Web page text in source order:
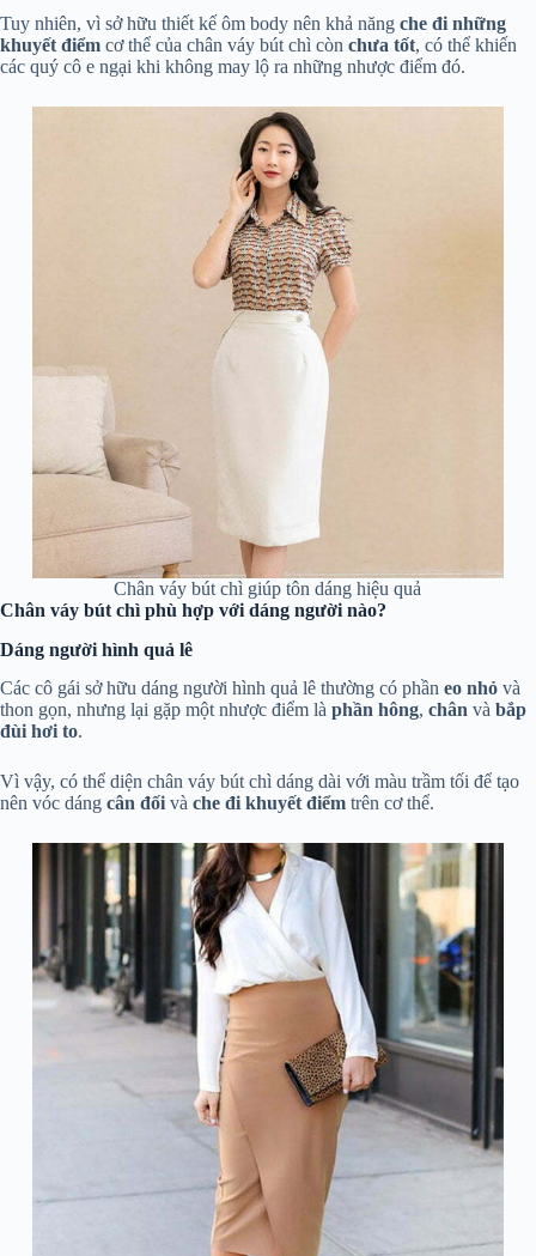
Tuy nhiên, vì sở hữu thiết kế ôm body nên khả năng che đi những
khuyết điểm cơ thể của chân váy bút chì còn chưa tốt, có thể khiến
các quý cô e ngại khi không may lộ ra những nhược điểm đó.
Chân váy bút chì giúp tôn dáng hiệu quả
Chân váy bút chì phù hợp với dáng người nào?
Dáng người hình quả lê
Các cô gái sở hữu dáng người hình quả lê thường có phần eo nhỏ và
thon gọn, nhưng lại gặp một nhược điểm là phần hông, chân và bắp
đùi hơi to.
Vì vậy, có thể diện chân váy bút chì dáng dài với màu trầm tối để tạo
nên vóc dáng cân đối và che đi khuyết điểm trên cơ thể.